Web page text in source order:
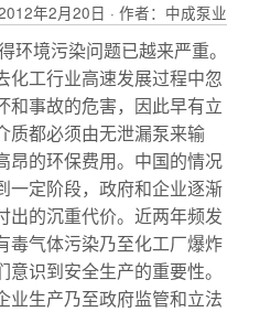
年2月20日 · 作者：中成泵业
环境污染问题已越来严重。
化工行业高速发展过程中忽
和事故的危害，因此早有立
质都必须由无泄漏泵来输
昂的环保费用。中国的情况
一定阶段，政府和企业逐渐
出的沉重代价。近两年频发
毒气体污染乃至化工厂爆炸
识到安全生产的重要性。
业生产乃至政府监管和立法